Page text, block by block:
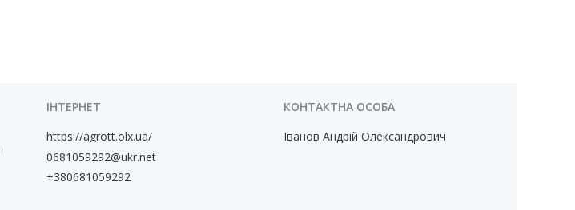
https://agrott.olx.ua/
0681059292@ukr.net
+380681059292
Іванов Андрій Олександрович